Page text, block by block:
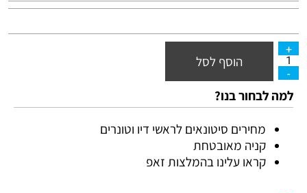
הוסף לסל
למה לבחור בנו?
מחירים סיטונאים לראשי דיו וטונרים
קניה מאובטחת
קראו עלינו בהמלצות זאפ